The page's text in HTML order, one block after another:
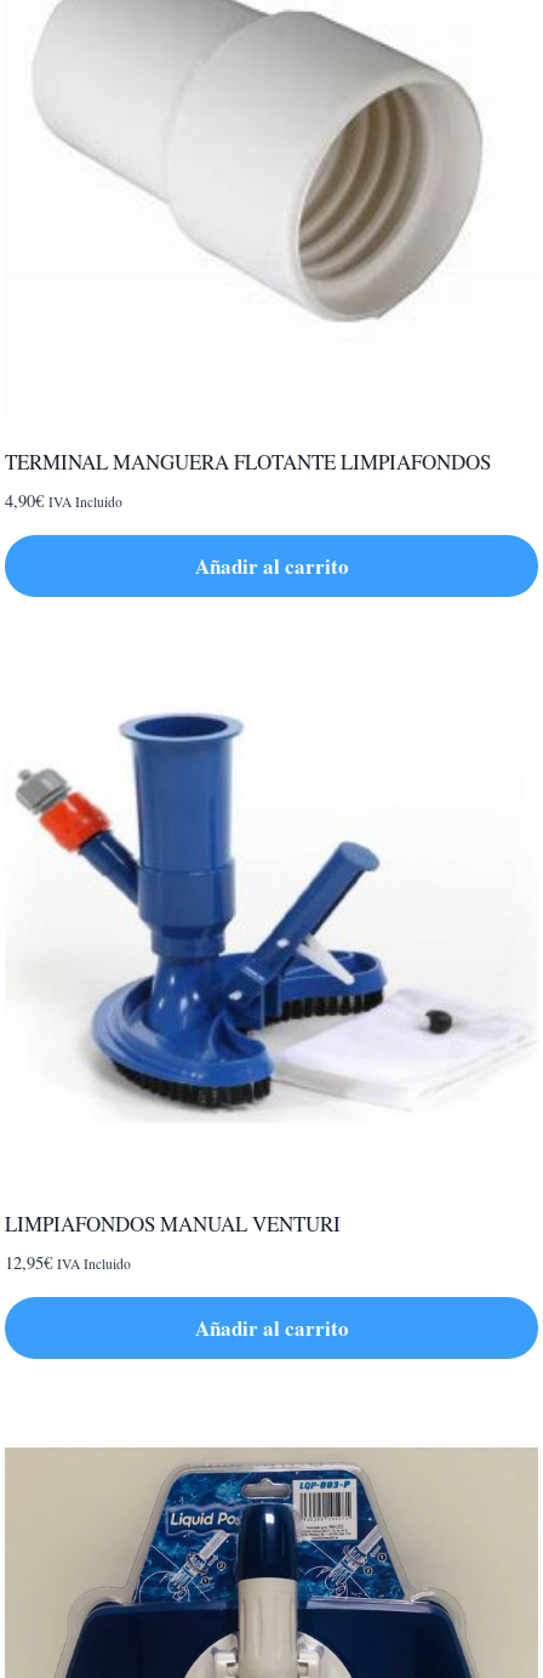
TERMINAL MANGUERA FLOTANTE LIMPIAFONDOS
4,90€ IVA Incluido
Añadir al carrito
LIMPIAFONDOS MANUAL VENTURI
12,95€ IVA Incluido
Añadir al carrito